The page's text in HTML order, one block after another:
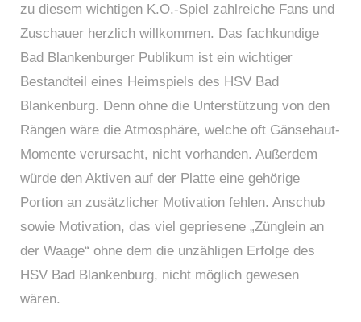
zu diesem wichtigen K.O.-Spiel zahlreiche Fans und
Zuschauer herzlich willkommen. Das fachkundige
Bad Blankenburger Publikum ist ein wichtiger
Bestandteil eines Heimspiels des HSV Bad
Blankenburg. Denn ohne die Unterstützung von den
Rängen wäre die Atmosphäre, welche oft Gänsehaut-
Momente verursacht, nicht vorhanden. Außerdem
würde den Aktiven auf der Platte eine gehörige
Portion an zusätzlicher Motivation fehlen. Anschub
sowie Motivation, das viel gepriesene „Zünglein an
der Waage“ ohne dem die unzähligen Erfolge des
HSV Bad Blankenburg, nicht möglich gewesen
wären.